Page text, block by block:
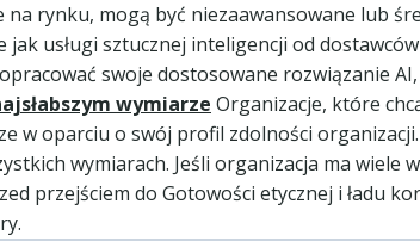
rynku, mogą być niezaawansowane lub
usługi sztucznej inteligencji od
swoje dostosowane rozwiązanie
wymiarze Organizacje, które
w oparciu o swój profil zdolności
wymiarach. Jeśli organizacja ma
przejściem do Gotowości etycznej i ładu